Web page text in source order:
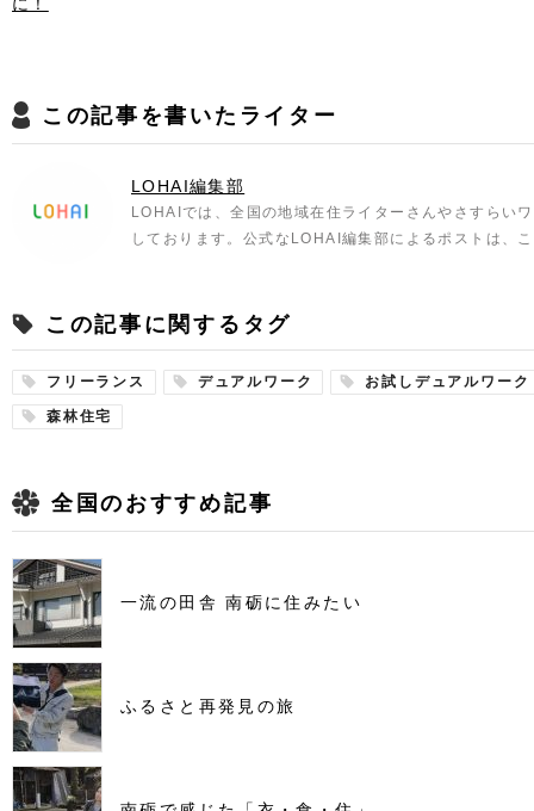
に！
この記事を書いたライター
LOHAI編集部
LOHAIでは、全国の地域在住ライターさんやさすらい
しております。公式なLOHAI編集部によるポストは、
この記事に関するタグ
フリーランス デュアルワーク お試しデュアルワーク
森林住宅
全国のおすすめ記事
一流の田舎 南砺に住みたい
ふるさと再発見の旅